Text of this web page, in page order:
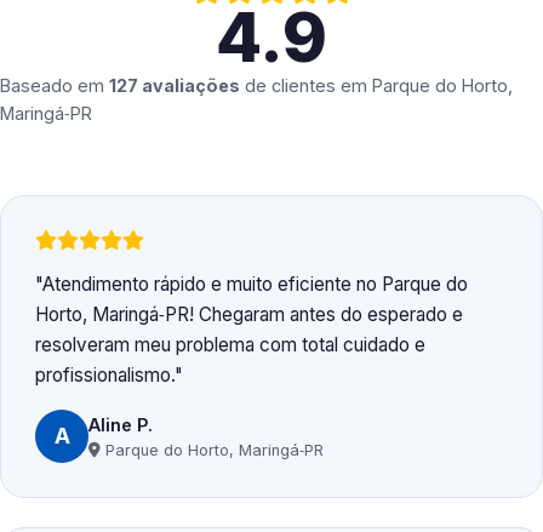
4.9
Baseado em 127 avaliações de clientes em Parque do Horto,
Maringá‑PR
Atendimento rápido e muito eficiente no Parque do
Horto, Maringá‑PR! Chegaram antes do esperado e
resolveram meu problema com total cuidado e
profissionalismo.
A Aline P.
Parque do Horto, Maringá‑PR